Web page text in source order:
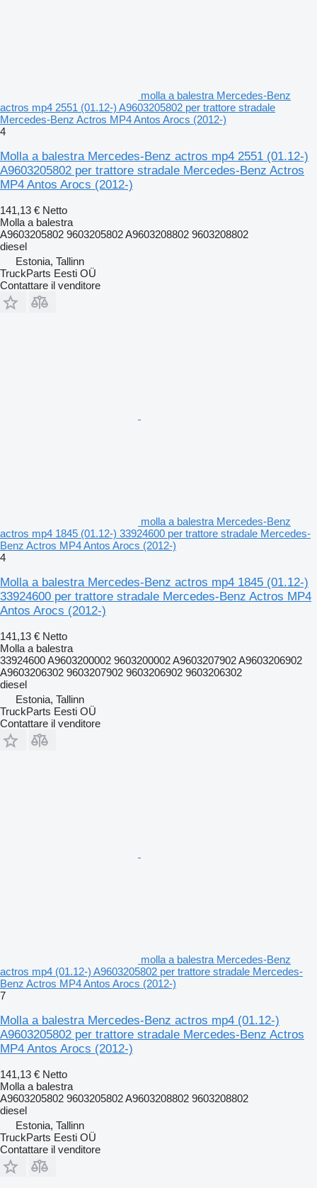
molla a balestra Mercedes-Benz
actros mp4 2551 (01.12-) A9603205802 per trattore stradale
Mercedes-Benz Actros MP4 Antos Arocs (2012-)
4
Molla a balestra Mercedes-Benz actros mp4 2551 (01.12-)
A9603205802 per trattore stradale Mercedes-Benz Actros
MP4 Antos Arocs (2012-)
141,13 € Netto
Molla a balestra
A9603205802 9603205802 A9603208802 9603208802
diesel
Estonia, Tallinn
TruckParts Eesti OÜ
Contattare il venditore
molla a balestra Mercedes-Benz
actros mp4 1845 (01.12-) 33924600 per trattore stradale Mercedes-
Benz Actros MP4 Antos Arocs (2012-)
4
Molla a balestra Mercedes-Benz actros mp4 1845 (01.12-)
33924600 per trattore stradale Mercedes-Benz Actros MP4
Antos Arocs (2012-)
141,13 € Netto
Molla a balestra
33924600 A9603200002 9603200002 A9603207902 A9603206902
A9603206302 9603207902 9603206902 9603206302
diesel
Estonia, Tallinn
TruckParts Eesti OÜ
Contattare il venditore
molla a balestra Mercedes-Benz
actros mp4 (01.12-) A9603205802 per trattore stradale Mercedes-
Benz Actros MP4 Antos Arocs (2012-)
7
Molla a balestra Mercedes-Benz actros mp4 (01.12-)
A9603205802 per trattore stradale Mercedes-Benz Actros
MP4 Antos Arocs (2012-)
141,13 € Netto
Molla a balestra
A9603205802 9603205802 A9603208802 9603208802
diesel
Estonia, Tallinn
TruckParts Eesti OÜ
Contattare il venditore